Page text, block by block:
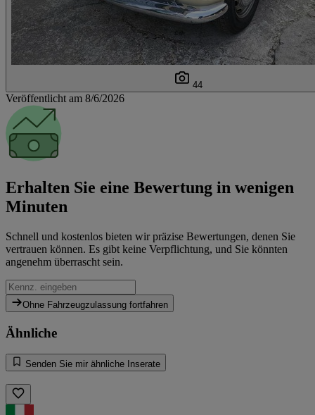
44
Veröffentlicht am 8/6/2026
Erhalten Sie eine Bewertung in wenigen
Minuten
Schnell und kostenlos bieten wir präzise Bewertungen, denen Sie
vertrauen können. Es gibt keine Verpflichtung, und Sie könnten
angenehm überrascht sein.
Ohne Fahrzeugzulassung fortfahren
Ähnliche
Senden Sie mir ähnliche Inserate